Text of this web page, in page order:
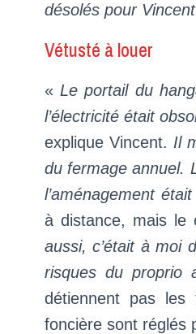
désolés pour
Vétusté à louer
« Le portail du
l’électricité était
explique Vincent. Il
du fermage annuel.
l’aménagement
à distance, mais le
aussi, c’était à moi
risques du proprio
détiennent pas
foncière sont réglés